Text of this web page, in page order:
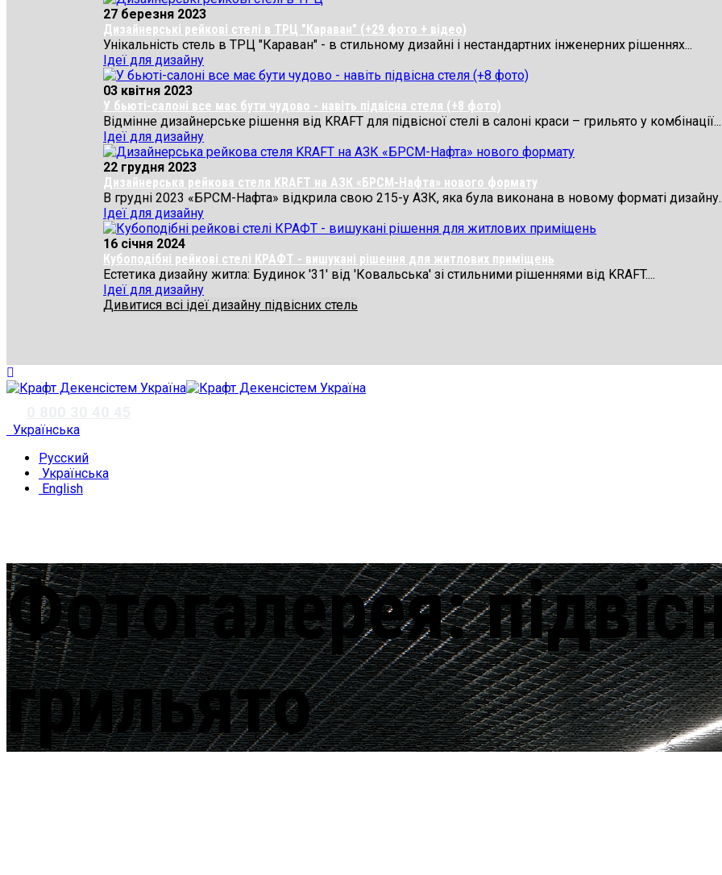
27 березня 2023
Дизайнерські рейкові стелі в ТРЦ "Караван" (+29 фото + відео)
Унікальність стель в ТРЦ "Караван" - в стильному дизайні і нестандартних інженерних рішеннях...
Ідеї для дизайну
03 квітня 2023
У бьюті-салоні все має бути чудово - навіть підвісна стеля (+8 фото)
Відмінне дизайнерське рішення від KRAFT для підвісної стелі в салоні краси – грильято у комбінації...
Ідеї для дизайну
22 грудня 2023
Дизайнерська рейкова стеля KRAFT на АЗК «БРСМ-Нафта» нового формату
В грудні 2023 «БРСМ-Нафта» відкрила свою 215-у АЗК, яка була виконана в новому форматі
Ідеї для дизайну
16 січня 2024
Кубоподібні рейкові стелі КРАФТ - вишукані рішення для житлових приміщень
Естетика дизайну житла: Будинок '31' від 'Ковальська' зі стильними рішеннями від KRAFT....
Ідеї для дизайну
Дивитися всі ідеї дизайну підвісних стель
Українська
Русский
Українська
English
Фотогалерея:
грильято